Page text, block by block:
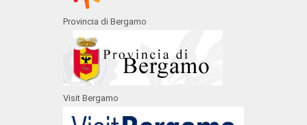
Provincia di Bergamo
Visit Bergamo